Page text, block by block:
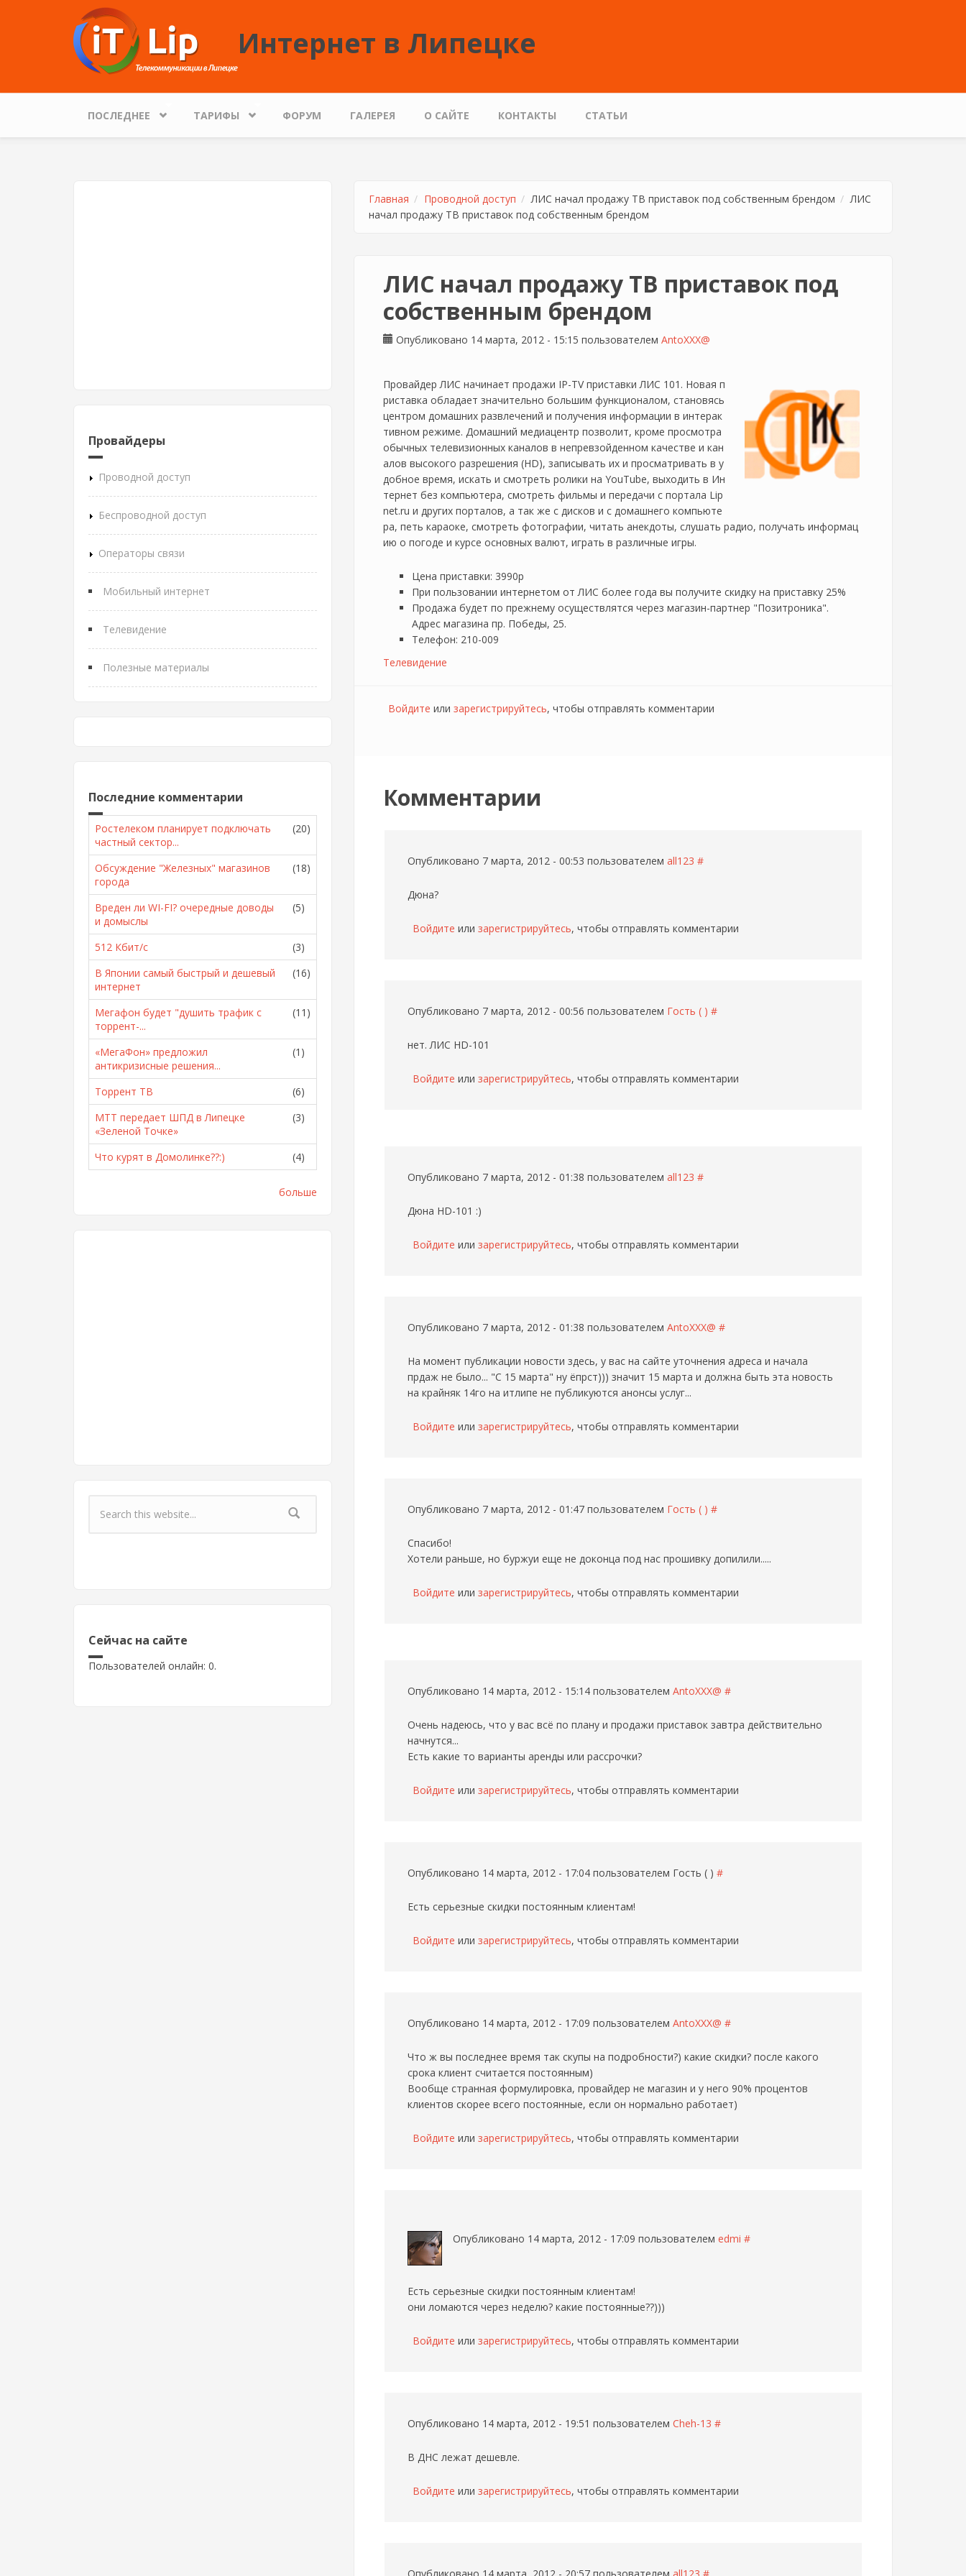
Перейти к основному содержанию
Интернет в Липецке
ПОСЛЕДНЕЕ ТАРИФЫ ФОРУМ ГАЛЕРЕЯ О САЙТЕ КОНТАКТЫ СТАТЬИ
Провайдеры
Проводной доступ
Беспроводной доступ
Операторы связи
Мобильный интернет
Телевидение
Полезные материалы
Последние комментарии
Ростелеком планирует подключать
частный сектор...
(20)
Обсуждение "Железных" магазинов
города
(18)
Вреден ли WI-FI? очередные доводы
и домыслы
(5)
512 Кбит/с
(3)
В Японии самый быстрый и дешевый
интернет
(16)
Мегафон будет "душить трафик с
торрент-...
(11)
«МегаФон» предложил
антикризисные решения...
(1)
Торрент ТВ
(6)
МТТ передает ШПД в Липецке
«Зеленой Точке»
(3)
Что курят в Домолинке??:) (4)
больше
Форма поиска
Сейчас на сайте
Пользователей онлайн: 0.
Главная Проводной доступ ЛИС начал продажу ТВ приставок под собственным брендом
ЛИС
начал продажу ТВ приставок под собственным брендом
ЛИС начал продажу ТВ приставок под
собственным брендом
Опубликовано 14 марта, 2012 - 15:15 пользователем AntoXXX@
Провайдер ЛИС начинает продажи IP-TV приставки ЛИС 101. Новая п
риставка обладает значительно большим функционалом, становясь
центром домашних развлечений и получения информации в интерак
тивном режиме. Домашний медиацентр позволит, кроме просмотра
обычных телевизионных каналов в непревзойденном качестве и кан
алов высокого разрешения (HD), записывать их и просматривать в у
добное время, искать и смотреть ролики на YouTube, выходить в Ин
тернет без компьютера, смотреть фильмы и передачи с портала Lip
net.ru и других порталов, а так же с дисков и с домашнего компьюте
ра, петь караоке, смотреть фотографии, читать анекдоты, слушать радио, получать информац
ию о погоде и курсе основных валют, играть в различные игры.
Цена приставки: 3990р
При пользовании интернетом от ЛИС более года вы получите скидку на приставку 25%
Продажа будет по прежнему осуществлятся через магазин-партнер "Позитроника".
Адрес магазина пр. Победы, 25.
Телефон: 210-009
Телевидение
Войдите или зарегистрируйтесь, чтобы отправлять комментарии
Комментарии
Опубликовано 7 марта, 2012 - 00:53 пользователем all123 #
Дюна?
Войдите или зарегистрируйтесь, чтобы отправлять комментарии
Опубликовано 7 марта, 2012 - 00:56 пользователем Гость ( ) #
нет. ЛИС HD-101
Войдите или зарегистрируйтесь, чтобы отправлять комментарии
Опубликовано 7 марта, 2012 - 01:38 пользователем all123 #
Дюна HD-101 :)
Войдите или зарегистрируйтесь, чтобы отправлять комментарии
Опубликовано 7 марта, 2012 - 01:38 пользователем AntoXXX@ #
На момент публикации новости здесь, у вас на сайте уточнения адреса и начала
прдаж не было... "С 15 марта" ну ёпрст))) значит 15 марта и должна быть эта новость
на крайняк 14го на итлипе не публикуются анонсы услуг...
Войдите или зарегистрируйтесь, чтобы отправлять комментарии
Опубликовано 7 марта, 2012 - 01:47 пользователем Гость ( ) #
Спасибо!
Хотели раньше, но буржуи еще не доконца под нас прошивку допилили.....
Войдите или зарегистрируйтесь, чтобы отправлять комментарии
Опубликовано 14 марта, 2012 - 15:14 пользователем AntoXXX@ #
Очень надеюсь, что у вас всё по плану и продажи приставок завтра действительно
начнутся...
Есть какие то варианты аренды или рассрочки?
Войдите или зарегистрируйтесь, чтобы отправлять комментарии
Опубликовано 14 марта, 2012 - 17:04 пользователем Гость ( ) #
Есть серьезные скидки постоянным клиентам!
Войдите или зарегистрируйтесь, чтобы отправлять комментарии
Опубликовано 14 марта, 2012 - 17:09 пользователем AntoXXX@ #
Что ж вы последнее время так скупы на подробности?) какие скидки? после какого
срока клиент считается постоянным)
Вообще странная формулировка, провайдер не магазин и у него 90% процентов
клиентов скорее всего постоянные, если он нормально работает)
Войдите или зарегистрируйтесь, чтобы отправлять комментарии
Опубликовано 14 марта, 2012 - 17:09 пользователем edmi #
Есть серьезные скидки постоянным клиентам!
они ломаются через неделю? какие постоянные??)))
Войдите или зарегистрируйтесь, чтобы отправлять комментарии
Опубликовано 14 марта, 2012 - 19:51 пользователем Cheh-13 #
В ДНС лежат дешевле.
Войдите или зарегистрируйтесь, чтобы отправлять комментарии